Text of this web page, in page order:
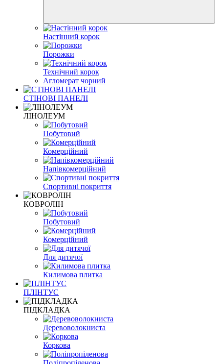
Настінний корок
Порожки
Технічний корок
Агломерат чорний
СТІНОВІ ПАНЕЛІ
ЛІНОЛЕУМ
Побутовий
Комерційний
Напівкомерційний
Спортивні покриття
КОВРОЛІН
Побутовий
Комерційний
Для дитячої
Килимова плитка
ПЛІНТУС
ПІДКЛАДКА
Деревоволокниста
Коркова